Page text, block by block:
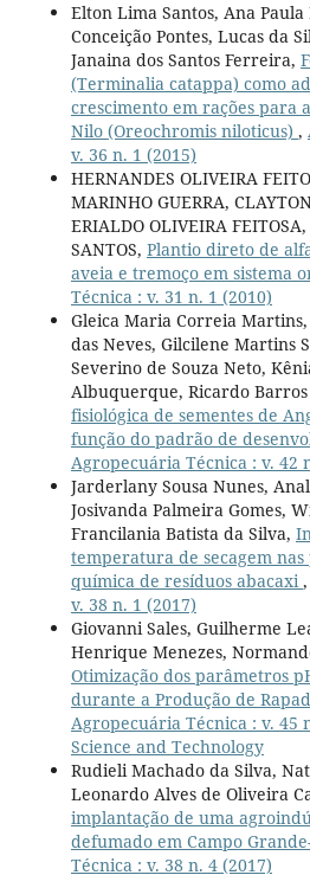
Elton Lima Santos, Ana
Conceição Pontes, Lucas da
Janaina dos Santos Ferreira,
(Terminalia catappa) como
crescimento em rações para
Nilo (Oreochromis niloticus) ,
v. 36 n. 1 (2015)
HERNANDES OLIVEIRA
MARINHO GUERRA,
ERIALDO OLIVEIRA
SANTOS, Plantio direto de
aveia e tremoço em sistema
Técnica : v. 31 n. 1 (2010)
Gleica Maria Correia
das Neves, Gilcilene Martins
Severino de Souza Neto,
Albuquerque, Ricardo Barros
fisiológica de sementes de
função do padrão de
Agropecuária Técnica : v. 42
Jarderlany Sousa Nunes,
Josivanda Palmeira Gomes,
Francilania Batista da Silva,
temperatura de secagem
química de resíduos abacaxi,
v. 38 n. 1 (2017)
Giovanni Sales, Guilherme
Henrique Menezes,
Otimização dos parâmetros
durante a Produção de
Agropecuária Técnica : v. 45
Science and Technology
Rudieli Machado da Silva,
Leonardo Alves de Oliveira
implantação de uma
defumado em Campo
Técnica : v. 38 n. 4 (2017)